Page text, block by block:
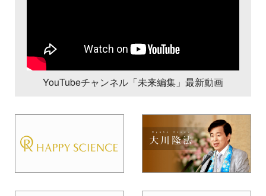
YouTubeチャンネル「未来編集」最新動画